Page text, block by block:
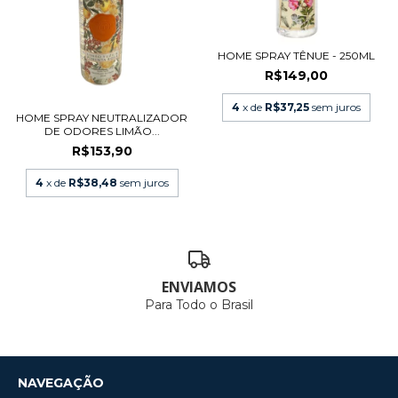
HOME SPRAY NEUTRALIZADOR
DE ODORES LIMÃO...
R$153,90
4 x de R$38,48 sem juros
HOME SPRAY TÊNUE - 250ML
R$149,00
4 x de R$37,25 sem juros
ENVIAMOS
Para Todo o Brasil
NAVEGAÇÃO